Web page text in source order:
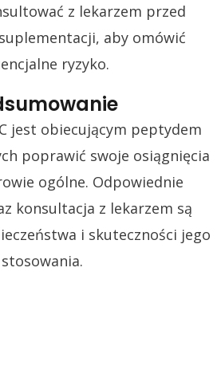
z lekarzem przed
aby omówić
ryzyko.
jest obiecującym peptydem
poprawić swoje osiągnięcia
ogólne. Odpowiednie
konsultacja z lekarzem są
i skuteczności jego
stosowania.